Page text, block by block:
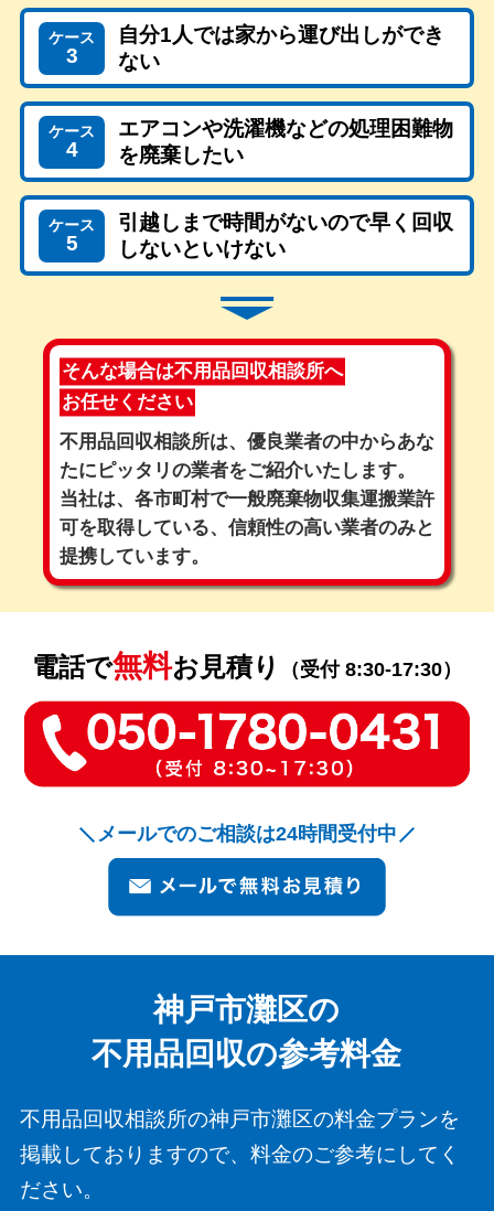
ケース
3
自分1人では家から運び出しができ
ない
ケース
4
エアコンや洗濯機などの処理困難物
を廃棄したい
ケース
5
引越しまで時間がないので早く回収
しないといけない
そんな場合は不用品回収相談所へ
お任せください
不用品回収相談所は、優良業者の中からあな
たにピッタリの業者をご紹介いたします。
当社は、各市町村で一般廃棄物収集運搬業許
可を取得している、 信頼性の高い業者のみと
提携しています。
電話で無料お見積り （受付 8:30-17:30）
メールでのご相談は24時間受付中
神戸市灘区の
不用品回収の参考料金
不用品回収相談所の神戸市灘区の料金プランを
掲載しておりますので、料金のご参考にしてく
ださい。